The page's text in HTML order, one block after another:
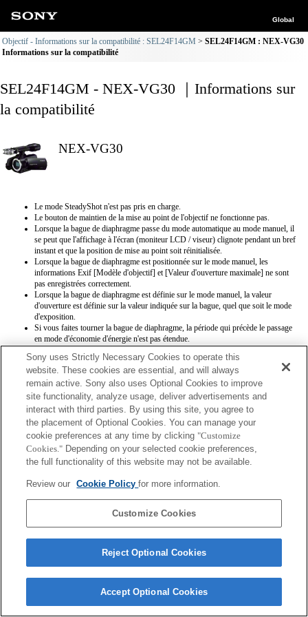
Global
Objectif - Informations sur la compatibilité : SEL24F14GM
SEL24F14GM : NEX-VG30
Informations sur la compatibilité
SEL24F14GM - NEX-VG30 ｜Informations sur
la compatibilité
NEX-VG30
Le mode SteadyShot n'est pas pris en charge.
Le bouton de maintien de la mise au point de l'objectif ne fonctionne pas.
Lorsque la bague de diaphragme passe du mode automatique au mode manuel, il
se peut que l'affichage à l'écran (moniteur LCD / viseur) clignote pendant un bref
instant et que la position de mise au point soit réinitialisée.
Lorsque la bague de diaphragme est positionnée sur le mode manuel, les
informations Exif [Modèle d'objectif] et [Valeur d'ouverture maximale] ne sont
pas enregistrées correctement.
Lorsque la bague de diaphragme est définie sur le mode manuel, la valeur
d'ouverture est définie sur la valeur indiquée sur la bague, quel que soit le mode
d'exposition.
Si vous faites tourner la bague de diaphragme, la période qui précède le passage
en mode d'économie d'énergie n'est pas étendue.
Terms of Use Contact Us
Copyright 2026 Sony Corporation
Sony uses Strictly Necessary Cookies to operate this
website. These cookies are essential, and will always
remain active. Sony also uses Optional Cookies to improve
site functionality, analyze usage, deliver advertisements and
interact with third parties. By using this site, you agree to
the placement of Optional Cookies. You can manage your
cookie preferences at any time by clicking "Customize
Cookies." Depending on your selected cookie preferences,
the full functionality of this website may not be available.
Review our Cookie Policyfor more information.
Customize Cookies
Reject Optional Cookies
Accept Optional Cookies